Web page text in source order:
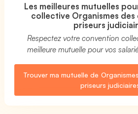
Les meilleures mutuelles
collective Organismes des
priseurs
Respectez votre convention
meilleure mutuelle pour vos
Trouver ma mutuelle de
priseurs